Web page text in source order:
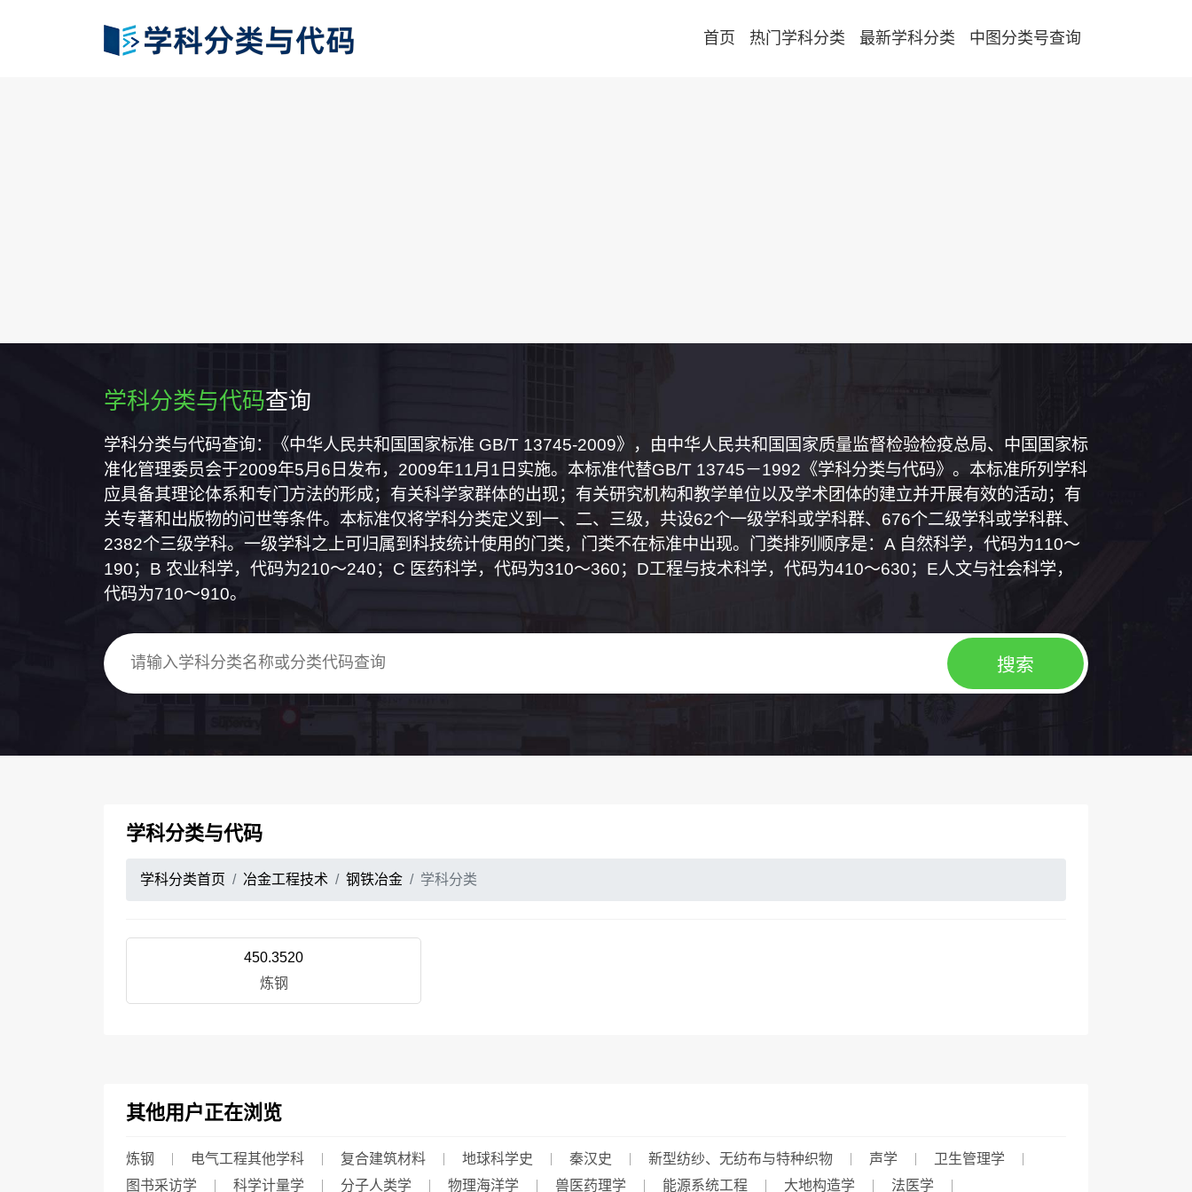
首页 热门学科分类 最新学科分类 中图分类号查询
学科分类与代码查询
学科分类与代码查询：《中华人民共和国国家标准 GB/T 13745-2009》，由中华人民共和国国家质量监督检验检疫总局、中国国家标
准化管理委员会于2009年5月6日发布，2009年11月1日实施。本标准代替GB/T 13745－1992《学科分类与代码》。本标准所列学科
应具备其理论体系和专门方法的形成；有关科学家群体的出现；有关研究机构和教学单位以及学术团体的建立并开展有效的活动；有
关专著和出版物的问世等条件。本标准仅将学科分类定义到一、二、三级，共设62个一级学科或学科群、676个二级学科或学科群、
2382个三级学科。一级学科之上可归属到科技统计使用的门类，门类不在标准中出现。门类排列顺序是：A 自然科学，代码为110～
190；B 农业科学，代码为210～240；C 医药科学，代码为310～360；D工程与技术科学，代码为410～630；E人文与社会科学，
代码为710～910。
学科分类与代码
学科分类首页 冶金工程技术 钢铁冶金 学科分类
450.3520
炼钢
其他用户正在浏览
炼钢 电气工程其他学科 复合建筑材料 地球科学史 秦汉史 新型纺纱、无纺布与特种织物 声学
卫生管理学
图书采访学
科学计量学 分子人类学 物理海洋学 兽医药理学 能源系统工程 大地构造学 法医学